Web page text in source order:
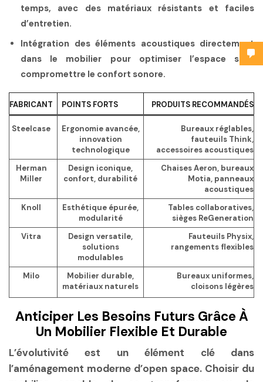
temps, avec des matériaux résistants et faciles
d’entretien.
Intégration des éléments acoustiquesdirectement
dans le mobilier pour optimiser l’espace sans
compromettre le confort sonore.
FABRICANT POINTS FORTS PRODUITS RECOMMANDÉS
Steelcase
Ergonomie avancée,
innovation
technologique
Bureaux réglables,
fauteuils Think,
accessoires acoustiques
Herman
Miller
Design iconique,
confort, durabilité
Chaises Aeron, bureaux
Motia, panneaux
acoustiques
Knoll
Esthétique épurée,
modularité
Tables collaboratives,
sièges ReGeneration
Vitra
Design versatile,
solutions
modulables
Fauteuils Physix,
rangements flexibles
Milo
Mobilier durable,
matériaux naturels
Bureaux uniformes,
cloisons légères
Anticiper Les Besoins Futurs Grâce À
Un Mobilier Flexible Et Durable
L’évolutivité est un élément clé dans
l’aménagement moderne d’open space. Choisir du